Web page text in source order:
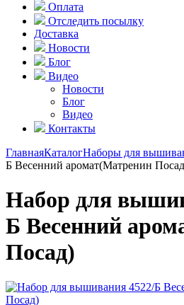
Оплата
Отследить посылку
Доставка
Новости
Блог
Видео
Новости
Блог
Видео
Контакты
ГлавнаяКаталогНаборы для
Б Весенний аромат(Матренин
Набор для
Б Весенний
Посад)